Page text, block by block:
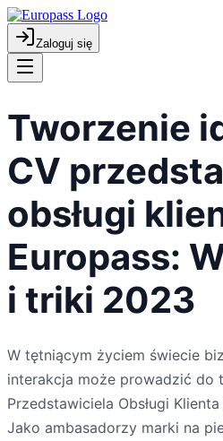
Zaloguj się
Tworzenie
CV
obsługi
Europass:
i triki 2023
W tętniącym życiem świecie
interakcja może prowadzić do
Przedstawiciela Obsługi
Jako ambasadorzy marki na